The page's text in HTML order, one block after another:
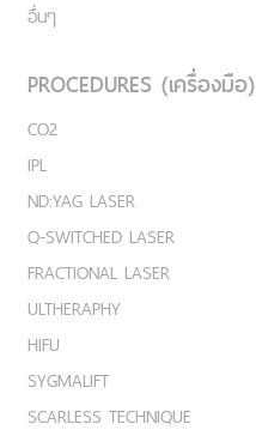
อื่นๆ
PROCEDURES (เครื่องมือ)
CO2
IPL
ND:YAG LASER
Q-SWITCHED LASER
FRACTIONAL LASER
ULTHERAPHY
HIFU
SYGMALIFT
SCARLESS TECHNIQUE